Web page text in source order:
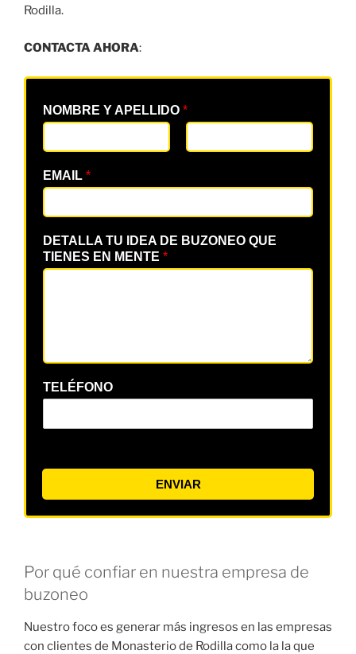
Rodilla.
CONTACTA AHORA:
NOMBRE Y APELLIDO *
EMAIL *
DETALLA TU IDEA DE BUZONEO QUE
TIENES EN MENTE *
TELÉFONO
ENVIAR
Por qué confiar en nuestra empresa de
buzoneo
Nuestro foco es generar más ingresos en las empresas
con clientes de Monasterio de Rodilla como la la que